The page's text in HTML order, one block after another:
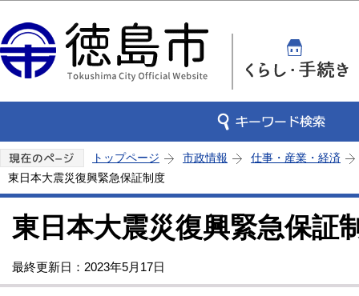
トップページ 市政情報
仕事・産業・経済
東日本大震災復興緊急保証制度
東日本大震災復興緊急保証
最終更新日：2023年5月17日